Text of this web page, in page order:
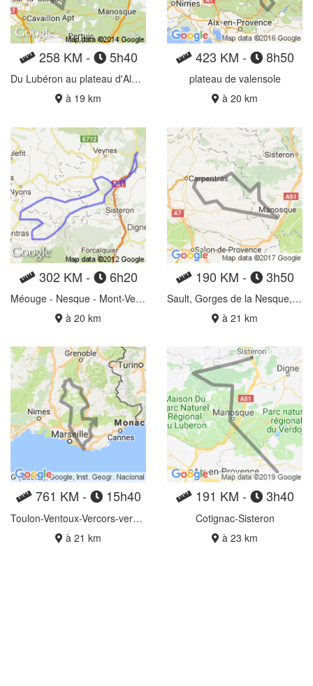
258 KM - 5h40
Du Lubéron au plateau d'Albion par le Mont Ventoux
à 19 km
423 KM - 8h50
plateau de valensole
à 20 km
302 KM - 6h20
Méouge - Nesque - Mont-Ventoux
à 20 km
190 KM - 3h50
Sault, Gorges de la Nesque, Gordes
à 21 km
761 KM - 15h40
Toulon-Ventoux-Vercors-verdons
à 21 km
191 KM - 3h40
Cotignac-Sisteron
à 23 km